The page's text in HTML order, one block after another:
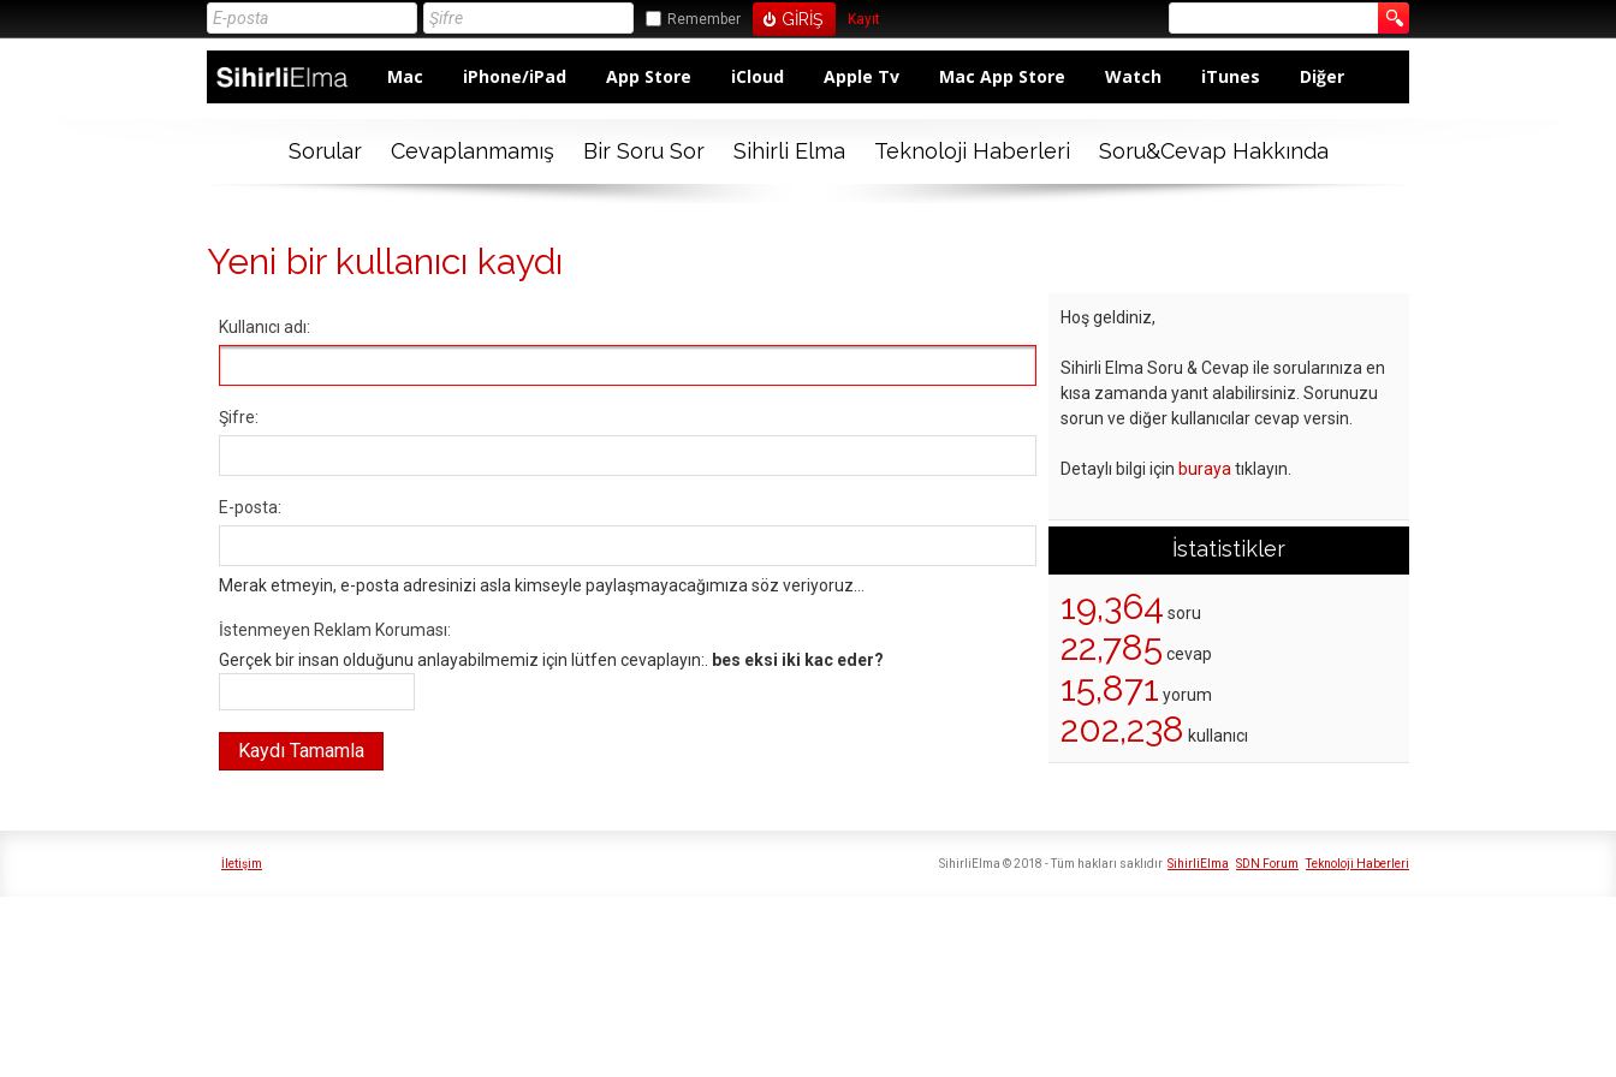
Remember Kayıt
Mac iPhone/iPad App Store iCloud Apple Tv Mac App Store Watch iTunes Diğer
Sorular Cevaplanmamış Bir Soru Sor Sihirli Elma Teknoloji Haberleri Soru&Cevap Hakkında
Yeni bir kullanıcı kaydı
Kullanıcı adı:
Şifre:
E-posta:
Merak etmeyin, e-posta adresinizi asla kimseyle paylaşmayacağımıza söz veriyoruz...
İstenmeyen Reklam Koruması:
Gerçek bir insan olduğunu anlayabilmemiz için lütfen cevaplayın:.
bes eksi iki kac eder?
Hoş geldiniz,
Sihirli Elma Soru & Cevap ile sorularınıza en
kısa zamanda yanıt alabilirsiniz. Sorunuzu
sorun ve diğer kullanıcılar cevap versin.
Detaylı bilgi için buraya tıklayın.
İstatistikler
19,364 soru
22,785 cevap
15,871 yorum
202,238 kullanıcı
İletişim SihirliElma SDN Forum Teknoloji Haberleri
SihirliElma © 2018 - Tüm hakları saklıdır